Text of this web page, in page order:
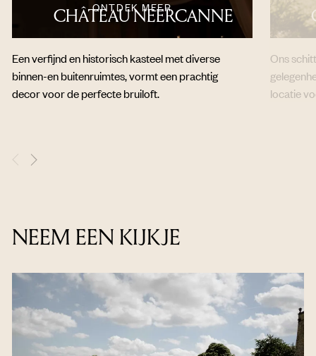
CHÂTEAU NEERCANNE
ONTDEK MEER
Een verfijnd en historisch kasteel met diverse
binnen-en buitenruimtes, vormt een prachtig
decor voor de perfecte bruiloft.
Ons
locatie
NEEM EEN KIJKJE